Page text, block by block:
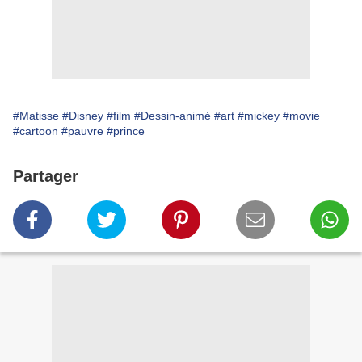
#Matisse #Disney #film #Dessin-animé #art #mickey #movie
#cartoon #pauvre #prince
Partager